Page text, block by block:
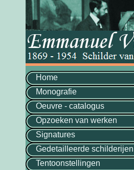
Home
Monografie
Oeuvre - catalogus
Opzoeken van werken
Signatures
Gedetailleerde schilderijen
Tentoonstellingen